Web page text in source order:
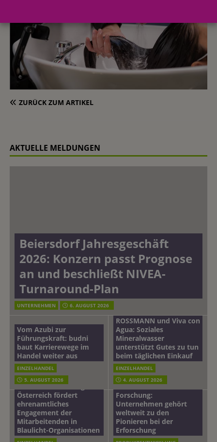
ZURÜCK ZUM ARTIKEL
AKTUELLE MELDUNGEN
Beiersdorf Jahresgeschäft
2026: Konzern passt Prognose
an und beschließt NIVEA-
Turnaround-Plan
UNTERNEHMEN 6. AUGUST 2026
Vom Azubi zur
Führungskraft: budni
baut Karrierewege im
Handel weiter aus
EINZELHANDEL
5. AUGUST 2026
ROSSMANN und Viva con
Agua: Soziales
Mineralwasser
unterstützt Gutes zu tun
beim täglichen Einkauf
EINZELHANDEL
4. AUGUST 2026
mehr vom leben tag: dm
Österreich fördert
ehrenamtliches
Engagement der
Mitarbeitenden in
Blaulicht-Organisationen
Beiersdorf
Hautmikrobiom-
Forschung:
Unternehmen gehört
weltweit zu den
Pionieren bei der
Erforschung